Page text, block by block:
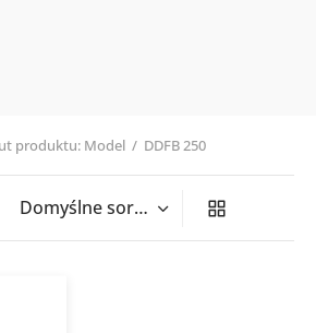
produktu: Model / DDFB 250